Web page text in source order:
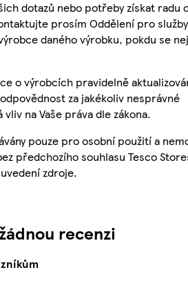
dotazů nebo potřeby získat radu
prosím Oddělení pro služby
daného výrobku, pokdu se
o výrobcích pravidelně
za jakékoliv nesprávné
na Vaše práva dle zákona.
pouze pro osobní použití a
předchozího souhlasu Tesco
zdroje.
recenzi